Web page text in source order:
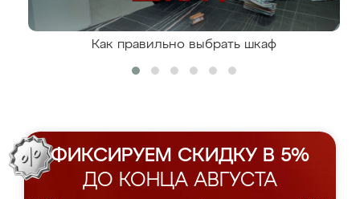
Как правильно выбрать шкаф
ФИКСИРУЕМ СКИДКУ В 5%
ДО КОНЦА АВГУСТА